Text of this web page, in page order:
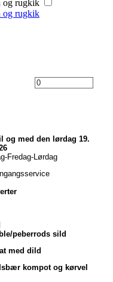
og rugkik
og rugkik
og med den lørdag 19.
Fredag-Lørdag
peberrods sild
med dild
kompot og kørvel